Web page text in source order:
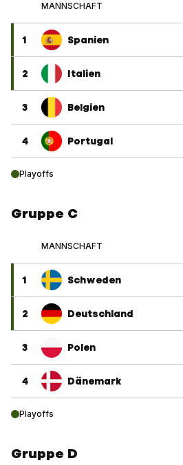
MANNSCHAFT
1 Spanien
2 Italien
3 Belgien
4 Portugal
Playoffs
Gruppe C
MANNSCHAFT
1 Schweden
2 Deutschland
3 Polen
4 Dänemark
Playoffs
Gruppe D